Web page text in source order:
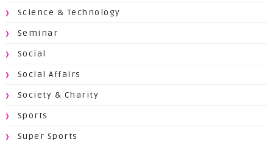
Science & Technology
Seminar
Social
Social Affairs
Society & Charity
Sports
Super Sports